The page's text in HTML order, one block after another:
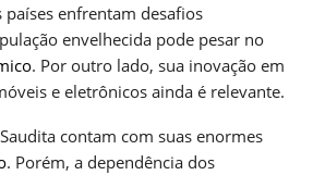
países enfrentam desafios
envelhecida pode pesar no
. Por outro lado, sua inovação em
e eletrônicos ainda é relevante.
contam com suas enormes
. Porém, a dependência dos